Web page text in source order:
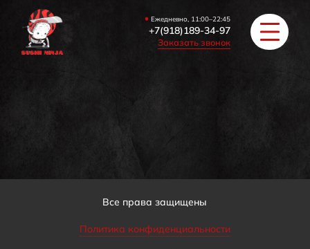
Ежедневно, 11:00–22:45
+7(918)189-34-97
Заказать звонок
ЗАКУСКИ / СУПЫ
COУС / ИМБИРЬ
Все права защищены
Политика конфиденциальности